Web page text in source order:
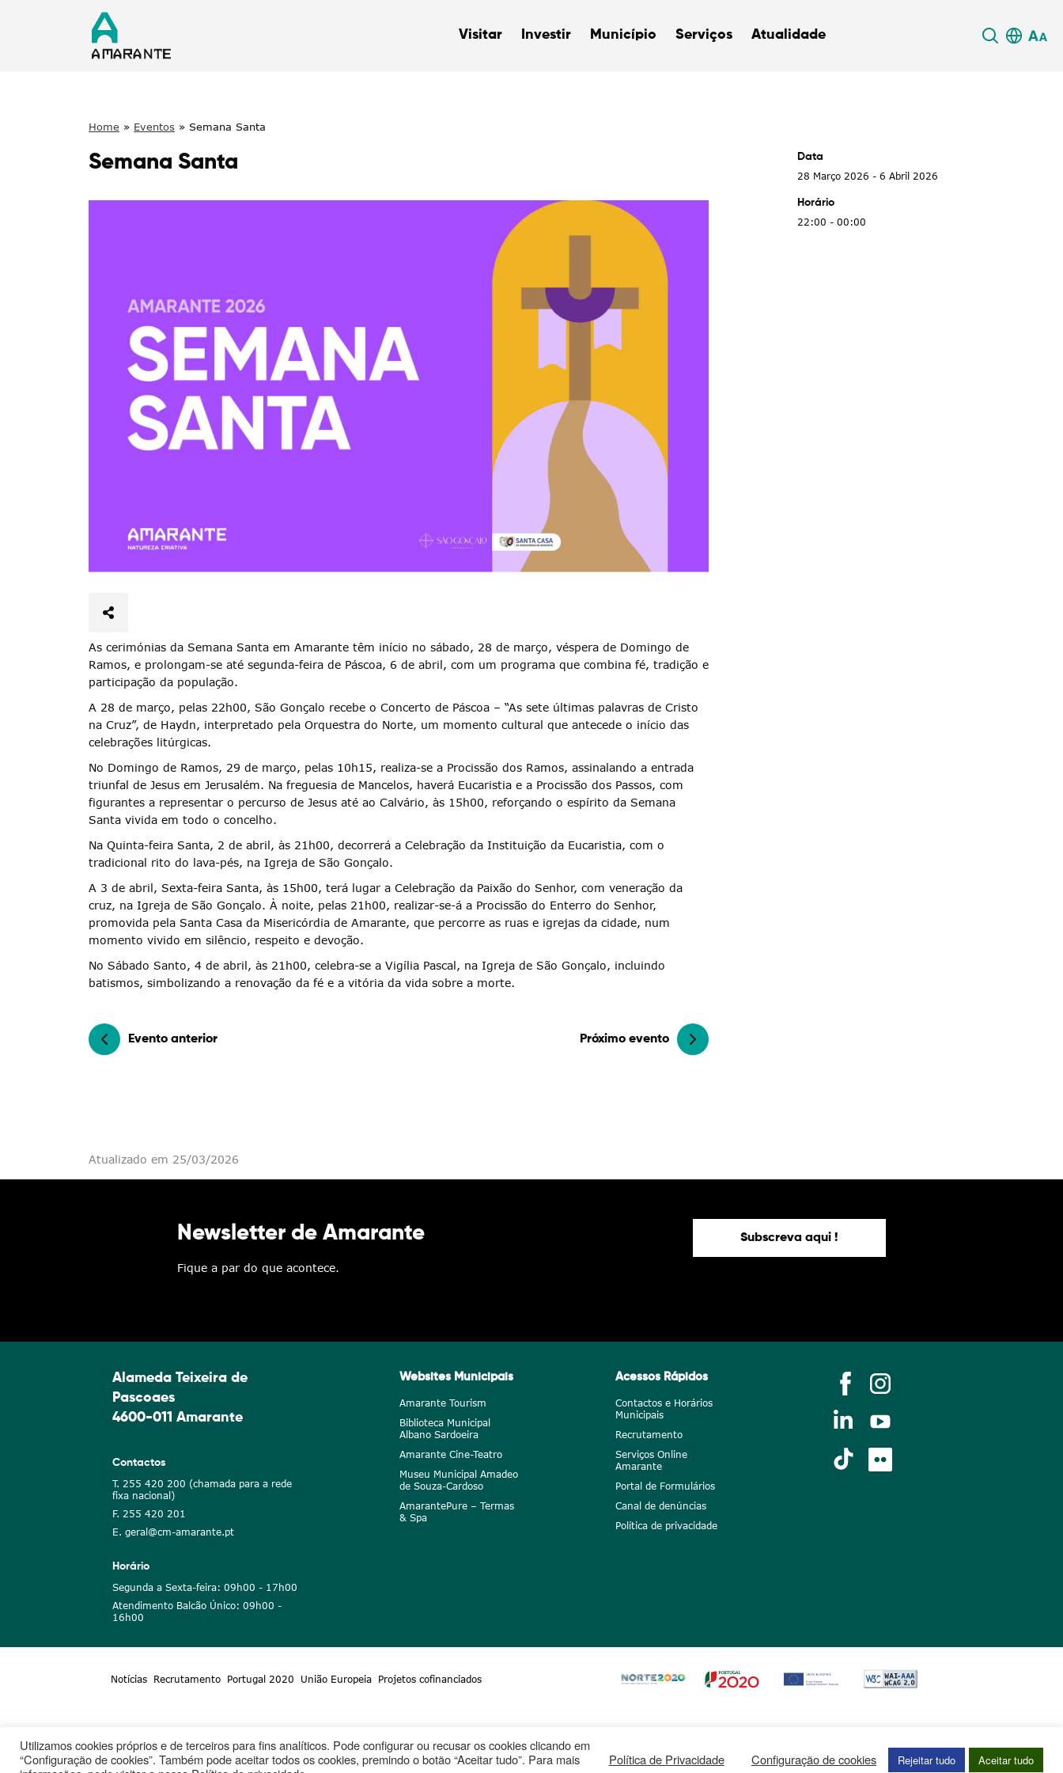
Visitar Investir Município Serviços Atualidade
Termo de Pesquisa
Filtros
Home » Eventos » Semana Santa
Semana Santa
As cerimónias da Semana Santa em Amarante têm início no sábado, 28 de março, véspera de Domingo de
Ramos, e prolongam-se até segunda-feira de Páscoa, 6 de abril, com um programa que combina fé, tradição e
participação da população.
A 28 de março, pelas 22h00, São Gonçalo recebe o Concerto de Páscoa – “As sete últimas palavras de Cristo
na Cruz”, de Haydn, interpretado pela Orquestra do Norte, um momento cultural que antecede o início das
celebrações litúrgicas.
No Domingo de Ramos, 29 de março, pelas 10h15, realiza-se a Procissão dos Ramos, assinalando a entrada
triunfal de Jesus em Jerusalém. Na freguesia de Mancelos, haverá Eucaristia e a Procissão dos Passos, com
figurantes a representar o percurso de Jesus até ao Calvário, às 15h00, reforçando o espírito da Semana
Santa vivida em todo o concelho.
Na Quinta-feira Santa, 2 de abril, às 21h00, decorrerá a Celebração da Instituição da Eucaristia, com o
tradicional rito do lava-pés, na Igreja de São Gonçalo.
A 3 de abril, Sexta-feira Santa, às 15h00, terá lugar a Celebração da Paixão do Senhor, com veneração da
cruz, na Igreja de São Gonçalo. À noite, pelas 21h00, realizar-se-á a Procissão do Enterro do Senhor,
promovida pela Santa Casa da Misericórdia de Amarante, que percorre as ruas e igrejas da cidade, num
momento vivido em silêncio, respeito e devoção.
No Sábado Santo, 4 de abril, às 21h00, celebra-se a Vigília Pascal, na Igreja de São Gonçalo, incluindo
batismos, simbolizando a renovação da fé e a vitória da vida sobre a morte.
Evento anterior Próximo evento
Data
28 Março 2026 - 6 Abril 2026
Horário
22:00 - 00:00
Atualizado em 25/03/2026
Newsletter de Amarante
Fique a par do que acontece.
Subscreva aqui !
Alameda Teixeira de
Pascoaes
4600-011 Amarante
Contactos
T. 255 420 200 (chamada para a rede
fixa nacional)
F. 255 420 201
E. geral@cm-amarante.pt
Horário
Segunda a Sexta-feira: 09h00 - 17h00
Atendimento Balcão Único: 09h00 -
16h00
Websites Municipais
Amarante Tourism
Biblioteca Municipal
Albano Sardoeira
Amarante Cine-Teatro
Museu Municipal Amadeo
de Souza-Cardoso
AmarantePure – Termas
& Spa
Acessos Rápidos
Contactos e Horários
Municipais
Recrutamento
Serviços Online
Amarante
Portal de Formulários
Canal de denúncias
Política de privacidade
Notícias Recrutamento Portugal 2020 União Europeia Projetos cofinanciados
Utilizamos cookies próprios e de terceiros para fins analíticos. Pode configurar ou recusar os cookies clicando em
“Configuração de cookies”. Também pode aceitar todos os cookies, premindo o botão “Aceitar tudo”. Para mais
Política de Privacidade Configuração de cookies Rejeitar tudo Aceitar tudo